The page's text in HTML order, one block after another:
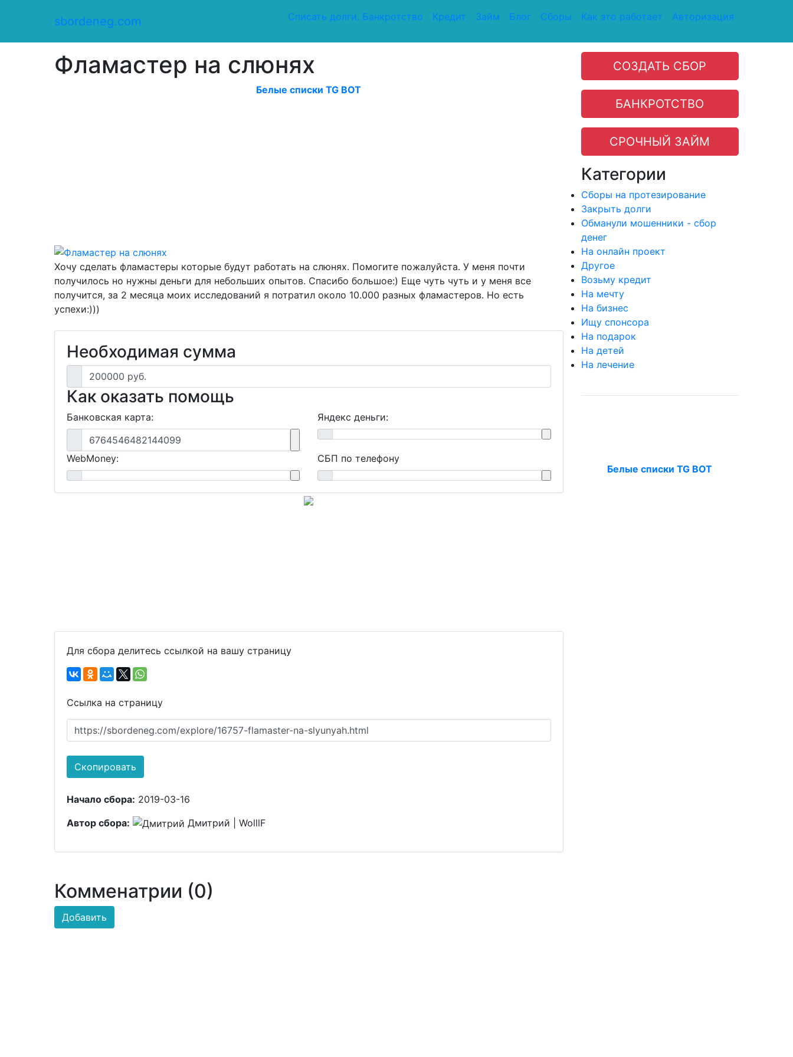
sbordeneg.com Списать долги. Банкротство Кредит Займ Блог Сборы Как это работает Авторизация
Оказать помощь
Фламастер на слюнях
Белые списки TG BOT
Хочу сделать фламастеры которые будут работать на слюнях. Помогите пожалуйста. У меня почти
получилось но нужны деньги для небольших опытов. Спасибо большое:) Еще чуть чуть и у меня все
получится, за 2 месяца моих исследований я потратил около 10.000 разных фламастеров. Но есть
успехи:)))
Необходимая сумма
200000 руб.
Как оказать помощь
Банковская карта:
6764546482144099
Яндекс деньги:
WebMoney: СБП по телефону
Для сбора делитесь ссылкой на вашу страницу
Ссылка на страницу
https://sbordeneg.com/explore/16757-flamaster-na-slyunyah.html
Скопировать
Начало сбора: 2019-03-16
Автор сбора:
Дмитрий | WolllF
Комменатрии (0)
Добавить
СОЗДАТЬ СБОР
БАНКРОТСТВО
СРОЧНЫЙ ЗАЙМ
Категории
Сборы на протезирование
Закрыть долги
Обманули мошенники - сбор
денег
На онлайн проект
Другое
Возьму кредит
На мечту
На бизнес
Ищу спонсора
На подарок
На детей
На лечение
Белые списки TG BOT